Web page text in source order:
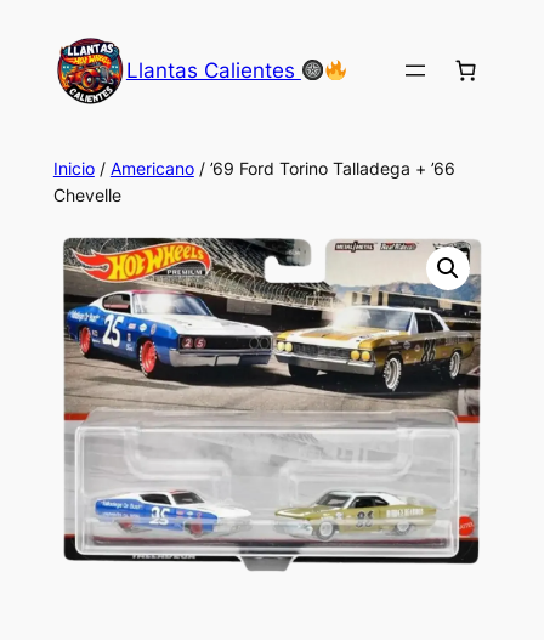
contenido
Llantas Calientes
Inicio/ Americano/ ’69 Ford Torino Talladega + ’66
Chevelle